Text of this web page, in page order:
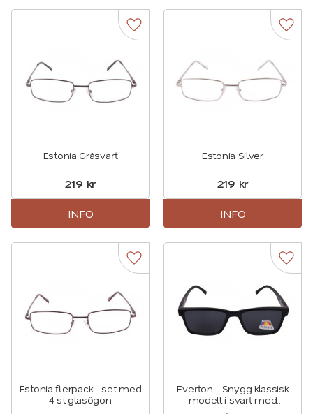
Estonia Gråsvart
219 kr
Lägg till i favoriter
INFO
Estonia Silver
219 kr
INFO
Estonia flerpack - set med
4 st glasögon
Lägg till i favoriter
Everton - Snygg klassisk
modell i svart med
solskydd